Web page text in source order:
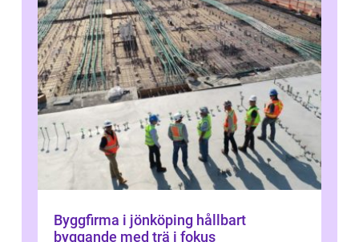
Byggfirma i jönköping hållbart
byggande med trä i fokus